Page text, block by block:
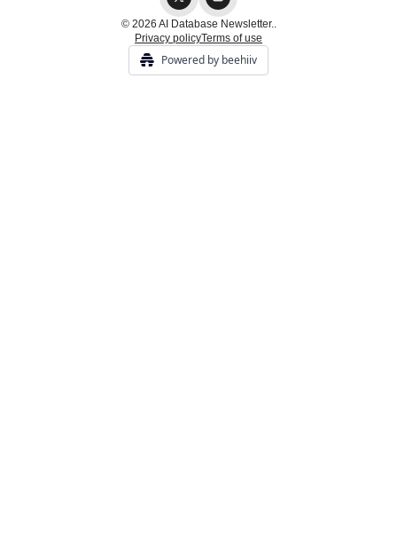
© 2026 AI Database Newsletter..
Privacy policyTerms of use
Powered by beehiiv